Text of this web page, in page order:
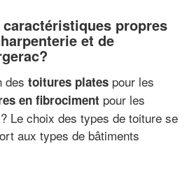
propres
et de
des toitures plates pour les
en fibrociment pour les
Le choix des types de toiture se
aux types de bâtiments